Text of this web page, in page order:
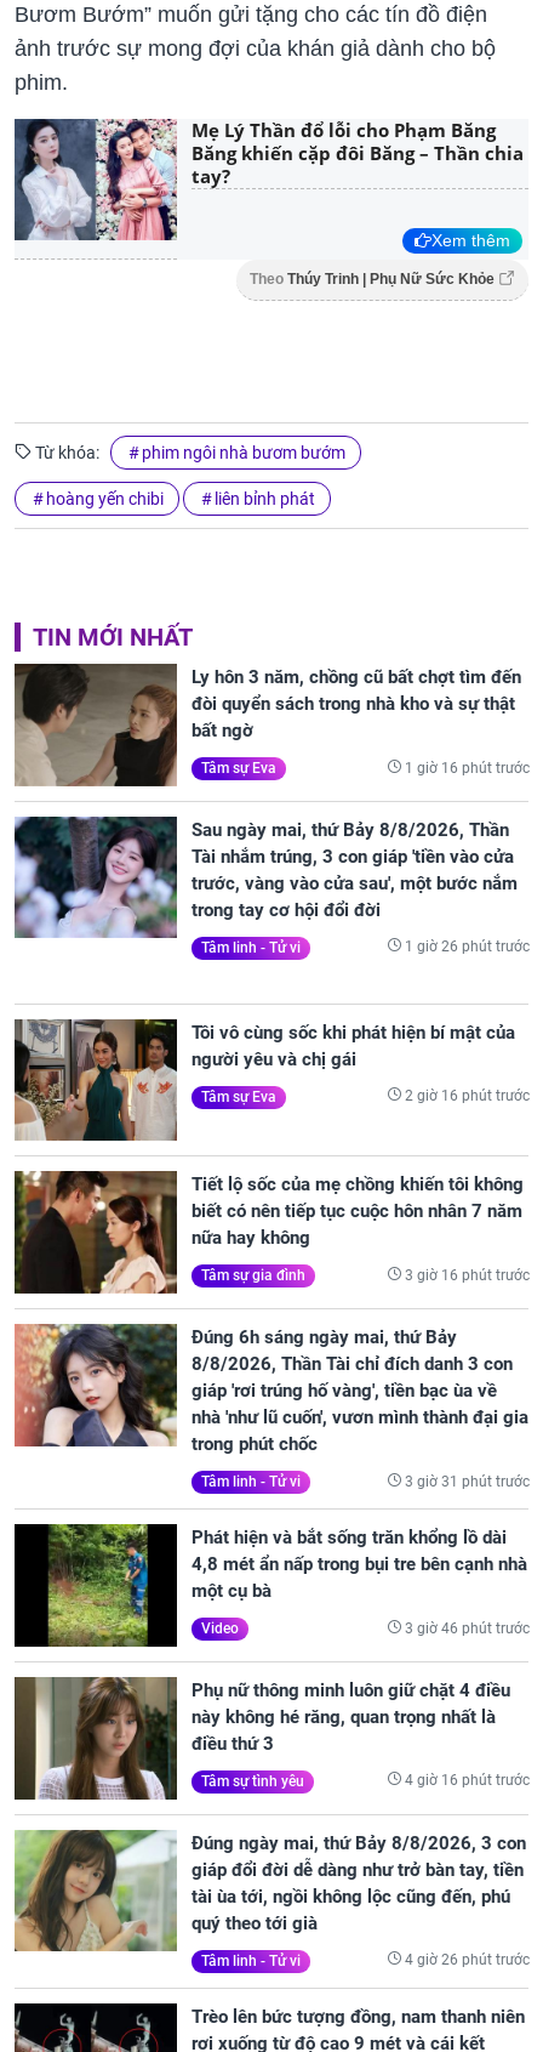
Bươm Bướm” muốn gửi tặng cho các tín đồ điện
ảnh trước sự mong đợi của khán giả dành cho bộ
phim.
Mẹ Lý Thần đổ lỗi cho Phạm Băng
Băng khiến cặp đôi Băng – Thần chia
tay?
Xem thêm
Theo Thúy Trinh | Phụ Nữ Sức Khỏe
Từ khóa: phim ngôi nhà bươm bướm
hoàng yến chibi liên bỉnh phát
TIN MỚI NHẤT
Ly hôn 3 năm, chồng cũ bất chợt tìm đến
đòi quyển sách trong nhà kho và sự thật
bất ngờ
Tâm sự Eva 1 giờ 16 phút trước
Sau ngày mai, thứ Bảy 8/8/2026, Thần
Tài nhắm trúng, 3 con giáp 'tiền vào cửa
trước, vàng vào cửa sau', một bước nắm
trong tay cơ hội đổi đời
Tâm linh - Tử vi 1 giờ 26 phút trước
Tôi vô cùng sốc khi phát hiện bí mật của
người yêu và chị gái
Tâm sự Eva 2 giờ 16 phút trước
Tiết lộ sốc của mẹ chồng khiến tôi không
biết có nên tiếp tục cuộc hôn nhân 7 năm
nữa hay không
Tâm sự gia đình 3 giờ 16 phút trước
Đúng 6h sáng ngày mai, thứ Bảy
8/8/2026, Thần Tài chỉ đích danh 3 con
giáp 'rơi trúng hố vàng', tiền bạc ùa về
nhà 'như lũ cuốn', vươn mình thành đại gia
trong phút chốc
Tâm linh - Tử vi 3 giờ 31 phút trước
Phát hiện và bắt sống trăn khổng lồ dài
4,8 mét ẩn nấp trong bụi tre bên cạnh nhà
một cụ bà
Video 3 giờ 46 phút trước
Phụ nữ thông minh luôn giữ chặt 4 điều
này không hé răng, quan trọng nhất là
điều thứ 3
Tâm sự tình yêu 4 giờ 16 phút trước
Đúng ngày mai, thứ Bảy 8/8/2026, 3 con
giáp đổi đời dễ dàng như trở bàn tay, tiền
tài ùa tới, ngồi không lộc cũng đến, phú
quý theo tới già
Tâm linh - Tử vi 4 giờ 26 phút trước
Trèo lên bức tượng đồng, nam thanh niên
rơi xuống từ độ cao 9 mét và cái kết